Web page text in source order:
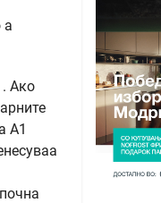
а
Ако
А1